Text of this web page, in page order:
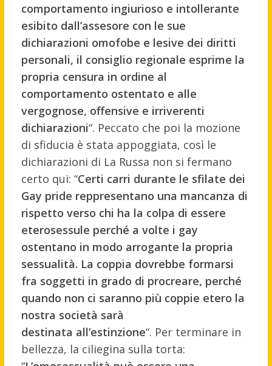
comportamento ingiurioso e intollerante
esibito dall’assesore con le sue
dichiarazioni omofobe e lesive dei diritti
personali, il consiglio regionale esprime la
propria censura in ordine al
comportamento ostentato e alle
vergognose, offensive e irriverenti
dichiarazioni“. Peccato che poi la mozione
di sfiducia è stata appoggiata, così le
dichiarazioni di La Russa non si fermano
certo qui: “Certi carri durante le sfilate dei
Gay pride reppresentano una mancanza di
rispetto verso chi ha la colpa di essere
eterosessule perché a volte i gay
ostentano in modo arrogante la propria
sessualità. La coppia dovrebbe formarsi
fra soggetti in grado di procreare, perché
quando non ci saranno più coppie etero la
nostra società sarà
destinata all’estinzione“. Per terminare in
bellezza, la ciliegina sulla torta: